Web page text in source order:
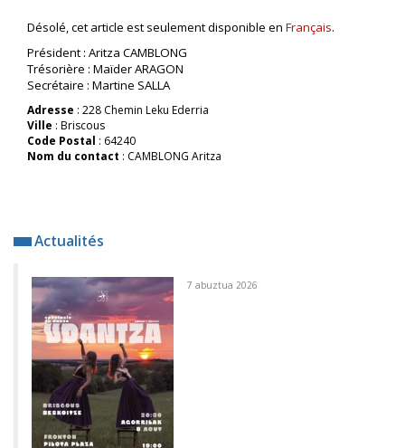
Désolé, cet article est seulement disponible en Français.
Président : Aritza CAMBLONG
Trésorière : Maïder ARAGON
Secrétaire : Martine SALLA
Adresse : 228 Chemin Leku Ederria
Ville : Briscous
Code Postal : 64240
Nom du contact : CAMBLONG Aritza
Actualités
7 abuztua 2026